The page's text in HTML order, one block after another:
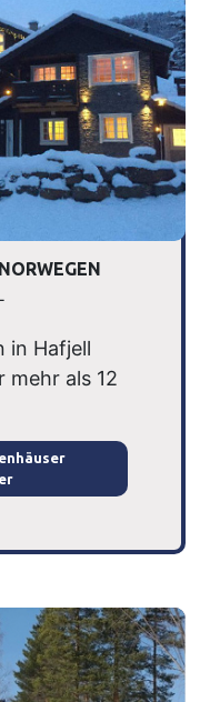
in Hafjell
mehr als 12